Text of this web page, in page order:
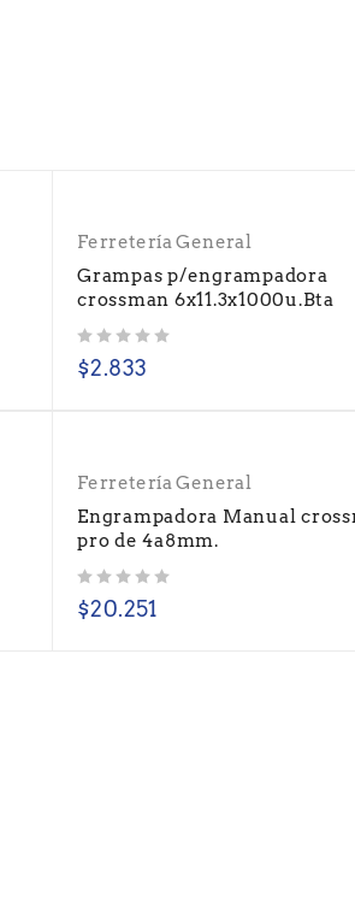
Ferretería General
Grampas p/engrampadora
crossman 6x11.3x1000u.Bta
$2.833
Ferretería General
Engrampadora Manual
pro de 4a8mm.
$20.251